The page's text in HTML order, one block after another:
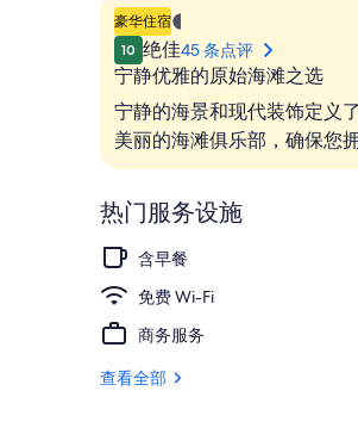
豪华住宿1.401298464324817E-
45
星
住
宿
10 绝佳45 条点评
宁静优雅的原始海滩之选
宁静的海景和现代装饰定义
美丽的海滩俱乐部，确保您
热门服务设施
含早餐
免费 Wi-Fi
商务服务
查看全部